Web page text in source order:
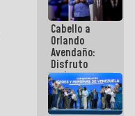
Cabello a
Orlando
Avendaño:
Disfruto
cada vez
que escribes
porque lo
que haces